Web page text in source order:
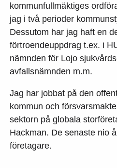
kommunfullmäktiges
jag i två perioder
Dessutom har jag haft en
förtroendeuppdrag t.ex. i
nämnden för Lojo
avfallsnämnden m.m.
Jag har jobbat på den
kommun och
sektorn på globala
Hackman. De senaste nio
företagare.